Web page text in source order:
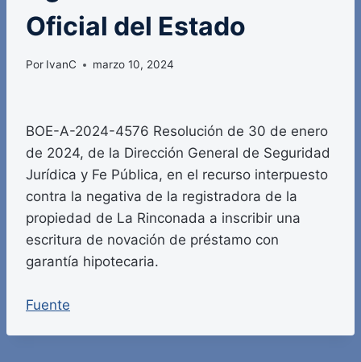
Oficial del Estado
Por IvanC marzo 10, 2024
BOE-A-2024-4576 Resolución de 30 de enero
de 2024, de la Dirección General de Seguridad
Jurídica y Fe Pública, en el recurso interpuesto
contra la negativa de la registradora de la
propiedad de La Rinconada a inscribir una
escritura de novación de préstamo con
garantía hipotecaria.
Fuente